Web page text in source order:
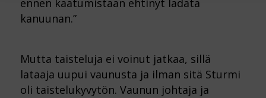
ennen kaatumistaan ehtinyt ladata
kanuunan.”
Mutta taisteluja ei voinut jatkaa, sillä
lataaja uupui vaunusta ja ilman sitä Sturmi
oli taistelukyvytön. Vaunun johtaja ja